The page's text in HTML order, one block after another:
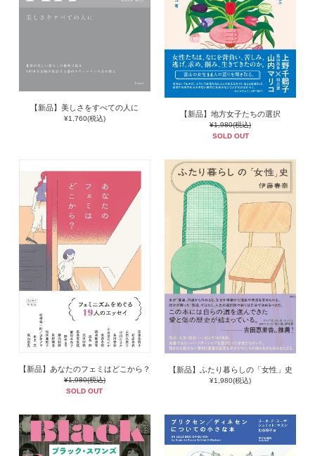
【新品】美しさをすべての人に
¥1,760(税込)
【新品】地方女子たちの選択
¥1,980(税込)
SOLD OUT
【新品】あなたのフェミはどこから？
¥1,980(税込)
SOLD OUT
【新品】ふたり暮らしの「女性」史
¥1,980(税込)